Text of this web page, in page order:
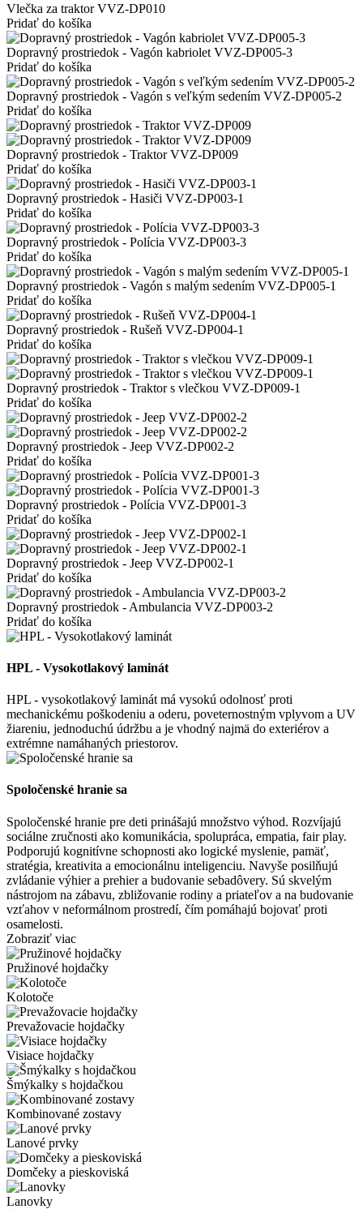
Vlečka za traktor VVZ-DP010
Pridať do košíka
Dopravný prostriedok - Vagón kabriolet VVZ-DP005-3
Pridať do košíka
Dopravný prostriedok - Vagón s veľkým sedením VVZ-DP005-2
Pridať do košíka
Dopravný prostriedok - Traktor VVZ-DP009
Pridať do košíka
Dopravný prostriedok - Hasiči VVZ-DP003-1
Pridať do košíka
Dopravný prostriedok - Polícia VVZ-DP003-3
Pridať do košíka
Dopravný prostriedok - Vagón s malým sedením VVZ-DP005-1
Pridať do košíka
Dopravný prostriedok - Rušeň VVZ-DP004-1
Pridať do košíka
Dopravný prostriedok - Traktor s vlečkou VVZ-DP009-1
Pridať do košíka
Dopravný prostriedok - Jeep VVZ-DP002-2
Pridať do košíka
Dopravný prostriedok - Polícia VVZ-DP001-3
Pridať do košíka
Dopravný prostriedok - Jeep VVZ-DP002-1
Pridať do košíka
Dopravný prostriedok - Ambulancia VVZ-DP003-2
Pridať do košíka
HPL - Vysokotlakový laminát
HPL - vysokotlakový laminát má vysokú odolnosť proti
mechanickému poškodeniu a oderu, poveternostným vplyvom a UV
žiareniu, jednoduchú údržbu a je vhodný najmä do exteriérov a
extrémne namáhaných priestorov.
Spoločenské hranie sa
Spoločenské hranie pre deti prinášajú množstvo výhod. Rozvíjajú
sociálne zručnosti ako komunikácia, spolupráca, empatia, fair play.
Podporujú kognitívne schopnosti ako logické myslenie, pamäť,
stratégia, kreativita a emocionálnu inteligenciu. Navyše posilňujú
zvládanie výhier a prehier a budovanie sebadôvery. Sú skvelým
nástrojom na zábavu, zbližovanie rodiny a priateľov a na budovanie
vzťahov v neformálnom prostredí, čím pomáhajú bojovať proti
osamelosti.
Zobraziť viac
Pružinové hojdačky
Kolotoče
Prevažovacie hojdačky
Visiace hojdačky
Šmýkalky s hojdačkou
Kombinované zostavy
Lanové prvky
Domčeky a pieskoviská
Lanovky